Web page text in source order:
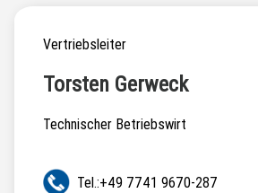
Vertriebsleiter
Torsten Gerweck
Technischer Betriebswirt
Tel.:+49 7741 9670-287